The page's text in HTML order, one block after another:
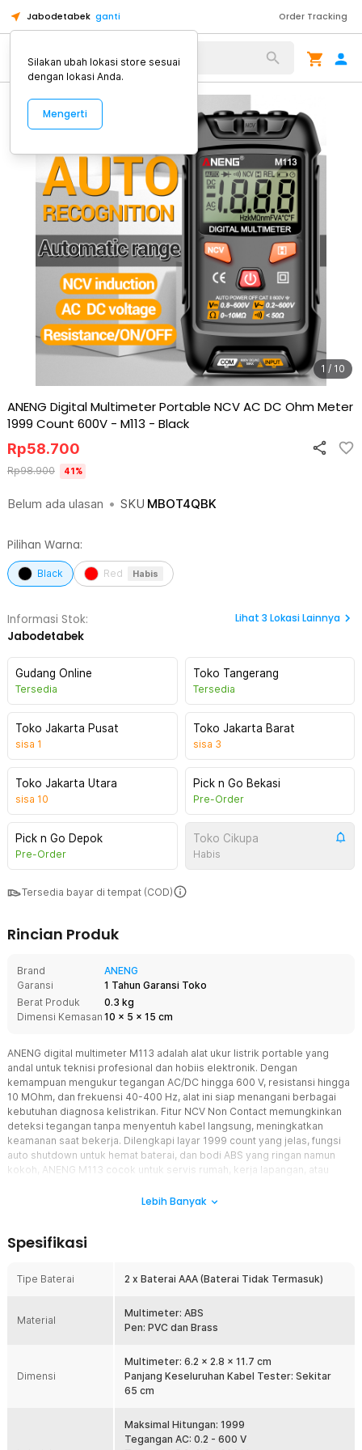
Jabodetabek ganti Order Tracking
Alat Kopi
1 / 10
ANENG Digital Multimeter Portable NCV AC DC Ohm Meter
1999 Count 600V - M113 - Black
Belum ada ulasan • SKU MBOT4QBK
Rp58.700
Rp98.900 41%
Pilihan Warna:
Black Red Habis
Informasi Stok:
Jabodetabek
Lihat 3 Lokasi Lainnya
Gudang Online
Tersedia
Toko Tangerang
Tersedia
Toko Jakarta Pusat
sisa 1
Toko Jakarta Barat
sisa 3
Toko Jakarta Utara
sisa 10
Pick n Go Bekasi
Pre-Order
Pick n Go Depok
Pre-Order
Toko Cikupa
Habis
Tersedia bayar di tempat (COD)
Rincian Produk
Brand
ANENG
Garansi
1 Tahun Garansi Toko
Berat Produk
0.3 kg
Dimensi Kemasan 10 x 5 x 15 cm
ANENG digital multimeter M113 adalah alat ukur listrik portable yang
andal untuk teknisi profesional dan hobiis elektronik. Dengan
kemampuan mengukur tegangan AC/DC hingga 600 V, resistansi hingga
10 MOhm, dan frekuensi 40-400 Hz, alat ini siap menangani berbagai
kebutuhan diagnosa kelistrikan. Fitur NCV Non Contact memungkinkan
deteksi tegangan tanpa menyentuh kabel langsung, meningkatkan
keamanan saat bekerja. Dilengkapi layar 1999 count yang jelas, fungsi
auto shutdown untuk hemat baterai, dan bodi ABS yang ringan namun
kokoh, ANENG M113 cocok untuk servis rumah, kerja lapangan, atau
Nikmati keandalan pengukuran berkat kemampuan ANENG M113
V, dan resistansi 0-10 MOhm dengan akurasi tinggi. Layar digital
1999 count menampilkan hasil dengan jelas, memudahkan Anda
kebingungan. Fitur ini sangat penting untuk teknisi yang
membutuhkan data presisi dalam mendiagnosa kerusakan
perangkat elektronik atau instalasi listrik, memastikan perbaikan
Sensor NCV Non Contact, Deteksi Tegangan Tanpa Sentuh Lebih
Lebih Banyak
Spesifikasi
Tipe Baterai 2 x Baterai AAA (Baterai Tidak Termasuk)
Material
Multimeter: ABS
Pen: PVC dan Brass
Dimensi
Multimeter: 6.2 x 2.8 x 11.7 cm
Panjang Keseluruhan Kabel Tester: Sekitar
65 cm
Maksimal Hitungan: 1999
Tegangan AC: 0.2 - 600 V
Silakan ubah lokasi store sesuai
dengan lokasi Anda.
Mengerti